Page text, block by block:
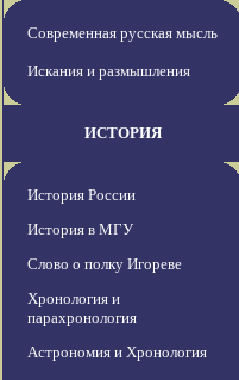
Современная русская мысль
Искания и размышления
ИСТОРИЯ
История России
История в МГУ
Слово о полку Игореве
Хронология и
парахронология
Астрономия и Хронология